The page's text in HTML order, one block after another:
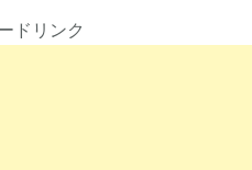
ドリンク